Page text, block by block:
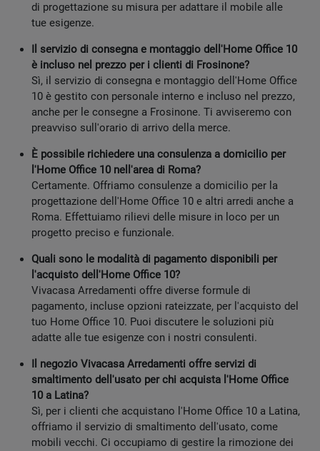
di progettazione su misura per adattare il mobile alle
tue esigenze.
Il servizio di consegna e montaggio dell'Home Office 10
è incluso nel prezzo per i clienti di Frosinone?
Sì, il servizio di consegna e montaggio dell'Home Office
10 è gestito con personale interno e incluso nel prezzo,
anche per le consegne a Frosinone. Ti avviseremo con
preavviso sull'orario di arrivo della merce.
È possibile richiedere una consulenza a domicilio per
l'Home Office 10 nell'area di Roma?
Certamente. Offriamo consulenze a domicilio per la
progettazione dell'Home Office 10 e altri arredi anche a
Roma. Effettuiamo rilievi delle misure in loco per un
progetto preciso e funzionale.
Quali sono le modalità di pagamento disponibili per
l'acquisto dell'Home Office 10?
Vivacasa Arredamenti offre diverse formule di
pagamento, incluse opzioni rateizzate, per l'acquisto del
tuo Home Office 10. Puoi discutere le soluzioni più
adatte alle tue esigenze con i nostri consulenti.
Il negozio Vivacasa Arredamenti offre servizi di
smaltimento dell'usato per chi acquista l'Home Office
10 a Latina?
Sì, per i clienti che acquistano l'Home Office 10 a Latina,
offriamo il servizio di smaltimento dell'usato, come
mobili vecchi. Ci occupiamo di gestire la rimozione dei